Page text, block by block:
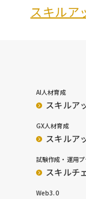
スキルア
AI人材育成
スキルア
GX人材育成
スキルア
試験作成・運用
スキルチ
Web3.0